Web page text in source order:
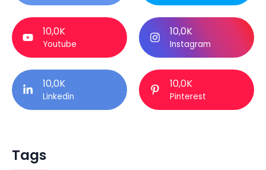
10,0K
Youtube
10,0K
Instagram
10,0K
Linkedin
10,0K
Pinterest
Tags